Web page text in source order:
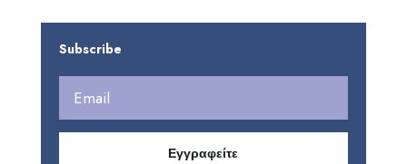
Subscribe
Εγγραφείτε